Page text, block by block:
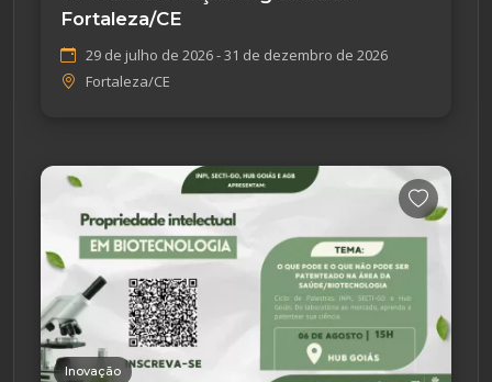
Fortaleza/CE
29 de julho de 2026 - 31 de dezembro de 2026
Fortaleza/CE
Inovação